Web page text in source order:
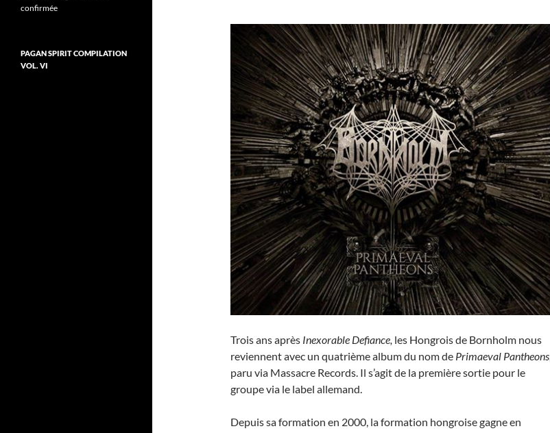
Trois ans après Inexorable Defiance, les Hongrois de Bornholm nous
reviennent avec un quatrième album du nom de Primaeval Pantheons
paru via Massacre Records. Il s’agit de la première sortie pour le
groupe via le label allemand.
Depuis sa formation en 2000, la formation hongroise gagne en
confirmée
PAGAN SPIRIT COMPILATION
VOL. VI